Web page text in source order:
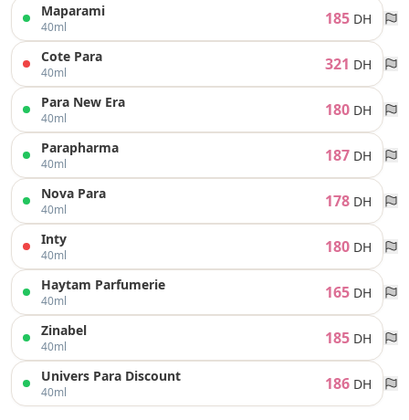
Maparami
40ml 185 DH
Cote Para
40ml 321 DH
Para New Era
40ml 180 DH
Parapharma
40ml 187 DH
Nova Para
40ml 178 DH
Inty
40ml 180 DH
Haytam Parfumerie
40ml 165 DH
Zinabel
40ml 185 DH
Univers Para Discount
40ml 186 DH